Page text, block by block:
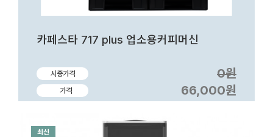
카페스타 717 plus 업소용커피머신
시중가격 0원
가격 66,000원
최신